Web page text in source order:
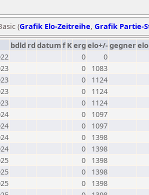
(Grafik Elo-Zeitreihe, Grafik Partie-
bdld rd datumf Kerg elo+/-gegnerelo
0
0
0
1083
0
1124
0
1124
0
1124
0
1097
0
1097
0
1398
0
1398
0
1398
0
1398
0
1398